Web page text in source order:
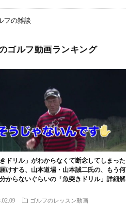
フの雑談
ゴルフ動画ランキング
きドリル」がわからなくて断念してしまった
けする、山本道場・山本誠二氏の、もう何
からないぐらいの「魚突きドリル」詳細解
ゴルフのレッスン動画